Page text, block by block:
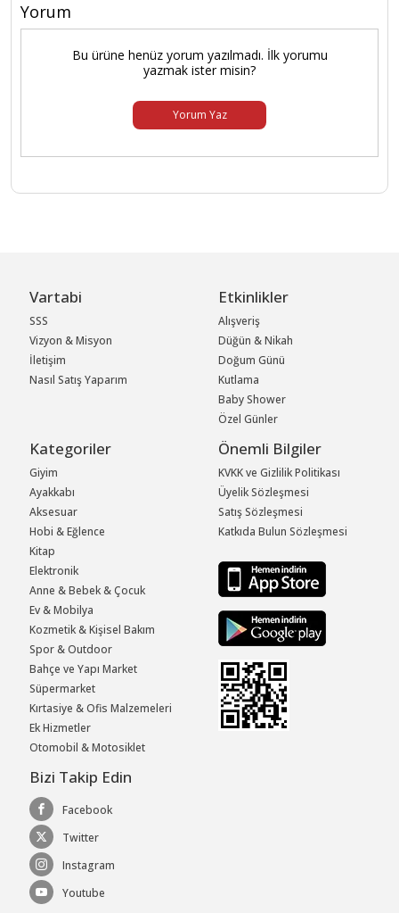
Yorum
Bu ürüne henüz yorum yazılmadı. İlk yorumu
yazmak ister misin?
Yorum Yaz
Vartabi
SSS
Vizyon & Misyon
İletişim
Nasıl Satış Yaparım
Etkinlikler
Alışveriş
Düğün & Nikah
Doğum Günü
Kutlama
Baby Shower
Özel Günler
Kategoriler
Giyim
Ayakkabı
Aksesuar
Hobi & Eğlence
Kitap
Elektronik
Anne & Bebek & Çocuk
Ev & Mobilya
Kozmetik & Kişisel Bakım
Spor & Outdoor
Bahçe ve Yapı Market
Süpermarket
Kırtasiye & Ofis Malzemeleri
Ek Hizmetler
Otomobil & Motosiklet
Önemli Bilgiler
KVKK ve Gizlilik Politikası
Üyelik Sözleşmesi
Satış Sözleşmesi
Katkıda Bulun Sözleşmesi
Bizi Takip Edin
Facebook
Twitter
Instagram
Youtube